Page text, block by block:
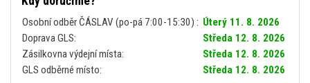
Osobní odběr ČÁSLAV (po-pá 7:00-15:30) : Úterý 11. 8. 2026
Doprava GLS:
Středa 12. 8. 2026
Zásilkovna výdejní místa:
Středa 12. 8. 2026
GLS odběrné místo:
Středa 12. 8. 2026